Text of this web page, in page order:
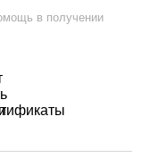
в получении